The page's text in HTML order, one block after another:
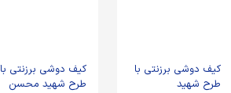
کیف دوشی برزنتی با
طرح شهید
کیف دوشی برزنتی با
طرح شهید محسن